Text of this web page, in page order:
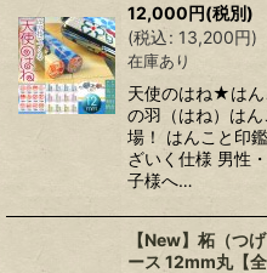
12,000円(税別)
(税込: 13,200円)
在庫あり
天使のはね★はん
の羽（はね）は
場！ はんこと印
ざいく仕様 男性
子様へ…
【New】柘（つ
ース 12mm丸【